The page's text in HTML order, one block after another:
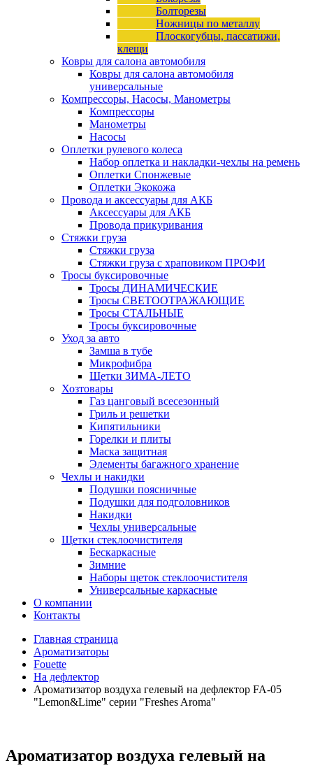
Болторезы
Ножницы по металлу
Плоскогубцы, пассатижи,
клещи
Ковры для салона автомобиля
Ковры для салона автомобиля
универсальные
Компрессоры, Насосы, Манометры
Компрессоры
Манометры
Насосы
Оплетки рулевого колеса
Набор оплетка и накладки-чехлы на ремень
Оплетки Спонжевые
Оплетки Экокожа
Провода и аксессуары для АКБ
Аксессуары для АКБ
Провода прикуривания
Стяжки груза
Стяжки груза
Стяжки груза с храповиком ПРОФИ
Тросы буксировочные
Тросы ДИНАМИЧЕСКИЕ
Тросы СВЕТООТРАЖАЮЩИЕ
Тросы СТАЛЬНЫЕ
Тросы буксировочные
Уход за авто
Замша в тубе
Микрофибра
Щетки ЗИМА-ЛЕТО
Хозтовары
Газ цанговый всесезонный
Гриль и решетки
Кипятильники
Горелки и плиты
Маска защитная
Элементы багажного хранение
Чехлы и накидки
Подушки поясничные
Подушки для подголовников
Накидки
Чехлы универсальные
Щетки стеклоочистителя
Бескаркасные
Зимние
Наборы щеток стеклоочистителя
Универсальные каркасные
О компании
Контакты
Главная страница
Ароматизаторы
Fouette
На дефлектор
Ароматизатор воздуха гелевый на дефлектор FA-05
"Lemon&Lime" серии "Freshes Aroma"
Ароматизатор воздуха гелевый на